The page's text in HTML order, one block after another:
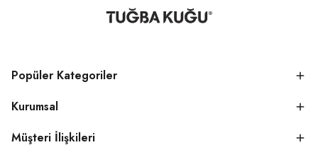
Popüler Kategoriler
Kurumsal
Müşteri İlişkileri